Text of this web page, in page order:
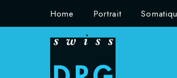
Home Portrait